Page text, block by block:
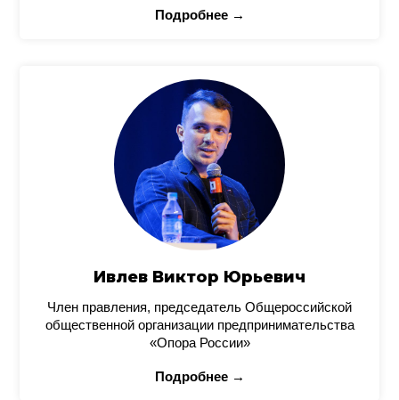
Подробнее →
Ивлев Виктор Юрьевич
Член правления, председатель Общероссийской
общественной организации предпринимательства
«Опора России»
Подробнее →